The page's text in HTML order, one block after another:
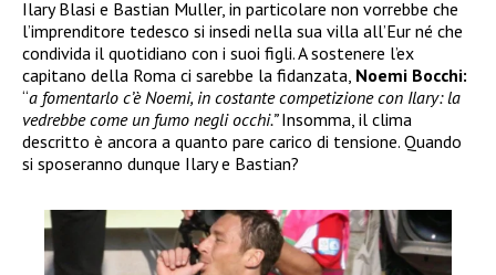
Ilary Blasi e Bastian Muller, in particolare non vorrebbe che
l’imprenditore tedesco si insedi nella sua villa all’Eur né che
condivida il quotidiano con i suoi figli. A sostenere l’ex
capitano della Roma ci sarebbe la fidanzata, Noemi Bocchi:
“a fomentarlo c’è Noemi, in costante competizione con Ilary: la
vedrebbe come un fumo negli occhi.”Insomma, il clima
descritto è ancora a quanto pare carico di tensione. Quando
si sposeranno dunque Ilary e Bastian?